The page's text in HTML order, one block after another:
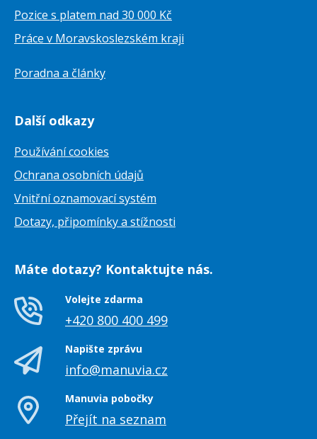
Pozice s platem nad 30 000 Kč
Práce v Moravskoslezském kraji
Poradna a články
Další odkazy
Používání cookies
Ochrana osobních údajů
Vnitřní oznamovací systém
Dotazy, připomínky a stížnosti
Máte dotazy? Kontaktujte nás.
Volejte zdarma
+420 800 400 499
Napište zprávu
info@manuvia.cz
Manuvia pobočky
Přejít na seznam